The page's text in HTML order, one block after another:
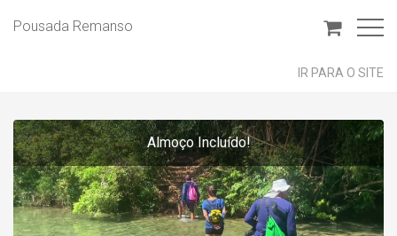
Pousada Remanso
IR PARA O SITE
Almoço Incluído!